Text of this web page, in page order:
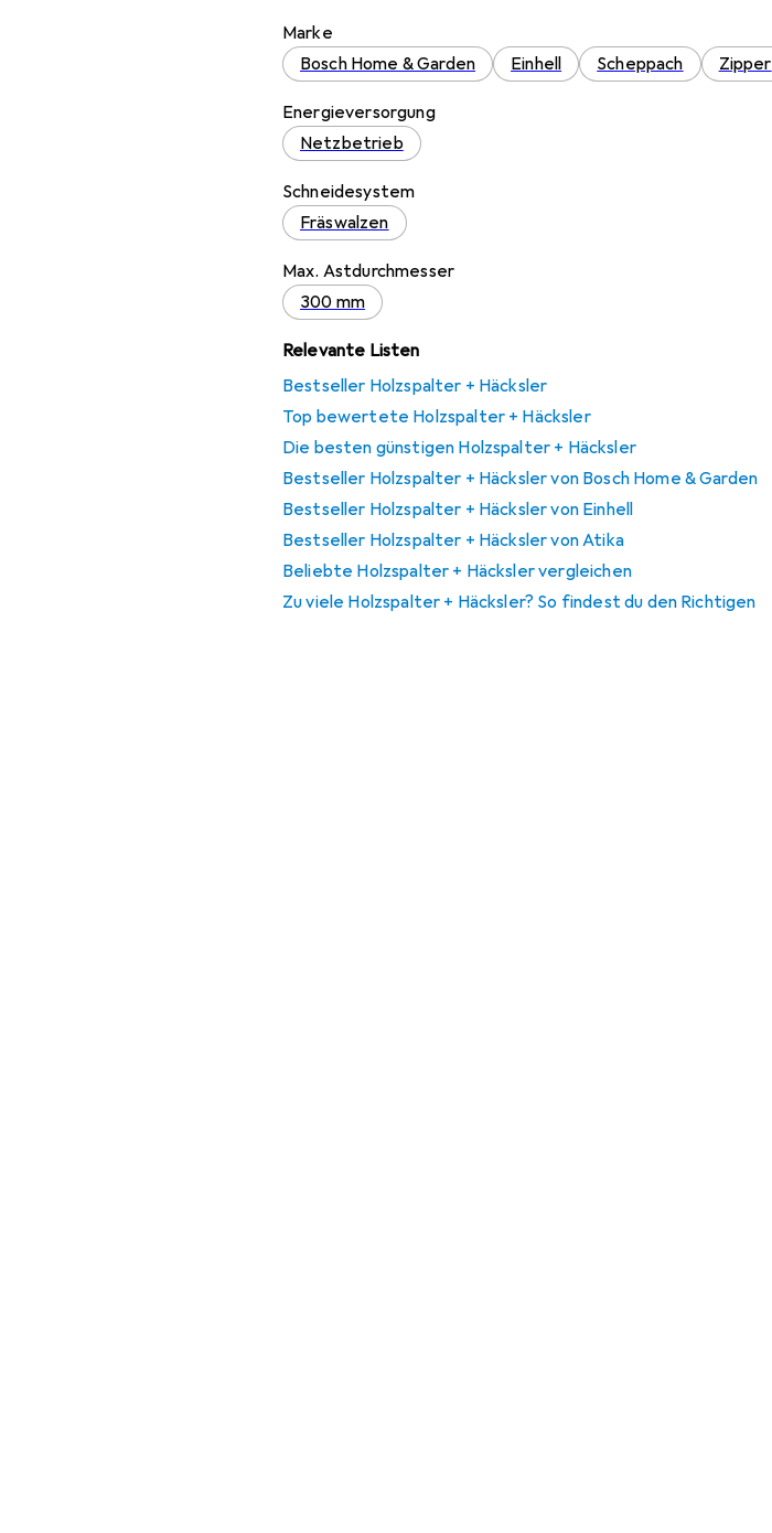
Marke
Bosch Home & Garden
Einhell Scheppach Zipper
Energieversorgung
Netzbetrieb
Schneidesystem
Fräswalzen
Max. Astdurchmesser
300 mm
Relevante Listen
Bestseller Holzspalter + Häcksler
Top bewertete Holzspalter + Häcksler
Die besten günstigen Holzspalter + Häcksler
Bestseller Holzspalter + Häcksler von Bosch Home & Garden
Bestseller Holzspalter + Häcksler von Einhell
Bestseller Holzspalter + Häcksler von Atika
Beliebte Holzspalter + Häcksler vergleichen
Zu viele Holzspalter + Häcksler? So findest du den Richtigen